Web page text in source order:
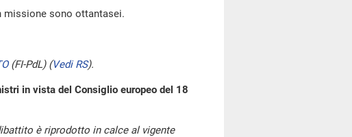
missione sono ottantasei.
(FI-PdL) (Vedi RS).
in vista del Consiglio europeo del 18
è riprodotto in calce al vigente